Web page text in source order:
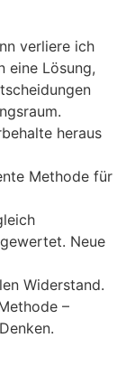
verliere ich
eine Lösung,
heraus
Methode für
Neue
Widerstand.
–